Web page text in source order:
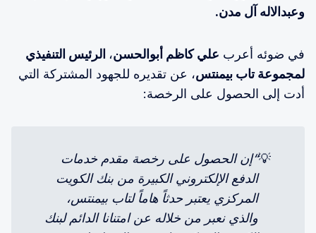
وعبدالاله آل مدن.
في ضوئه أعرب علي كاظم أبوالحسن، الرئيس التنفيذي
لمجموعة تاب بيمنتس، عن تقديره للجهود المشتركة التي
أدت إلى الحصول على الرخصة:
💡